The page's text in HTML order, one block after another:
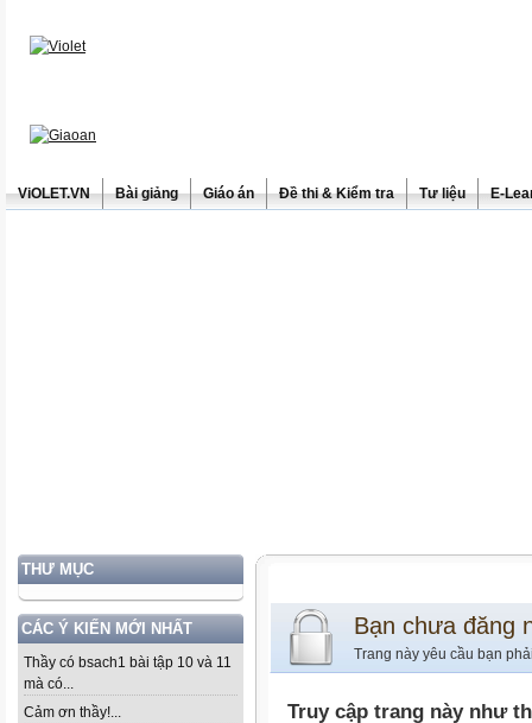
ViOLET.VN Bài giảng Giáo án Đề thi & Kiểm tra Tư liệu E-
THƯ MỤC
CÁC Ý KIẾN MỚI NHẤT
Thầy có bsach1 bài tập 10 và 11
mà có...
Cảm ơn thầy!...
Bạn chưa đăng
Trang này yêu cầu bạn
Truy cập trang này như